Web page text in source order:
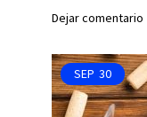
Dejar comentario
SEP 30